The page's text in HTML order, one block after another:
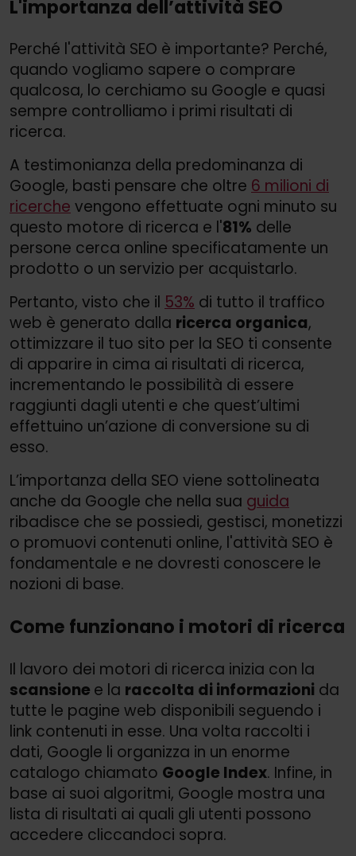
L'importanza dell’attività SEO
Perché l'attività SEO è importante? Perché,
quando vogliamo sapere o comprare
qualcosa, lo cerchiamo su Google e quasi
sempre controlliamo i primi risultati di
ricerca.
A testimonianza della predominanza di
Google, basti pensare che oltre 6 milioni di
ricerche vengono effettuate ogni minuto su
questo motore di ricerca e l'81% delle
persone cerca online specificatamente un
prodotto o un servizio per acquistarlo.
Pertanto, visto che il 53% di tutto il traffico
web è generato dalla ricerca organica,
ottimizzare il tuo sito per la SEO ti consente
di apparire in cima ai risultati di ricerca,
incrementando le possibilità di essere
raggiunti dagli utenti e che quest’ultimi
effettuino un’azione di conversione su di
esso.
L’importanza della SEO viene sottolineata
anche da Google che nella sua guida
ribadisce che se possiedi, gestisci, monetizzi
o promuovi contenuti online, l'attività SEO è
fondamentale e ne dovresti conoscere le
nozioni di base.
Come funzionano i motori di ricerca
Il lavoro dei motori di ricerca inizia con la
scansione e la raccolta di informazioni da
tutte le pagine web disponibili seguendo i
link contenuti in esse. Una volta raccolti i
dati, Google li organizza in un enorme
catalogo chiamato Google Index. Infine, in
base ai suoi algoritmi, Google mostra una
lista di risultati ai quali gli utenti possono
accedere cliccandoci sopra.